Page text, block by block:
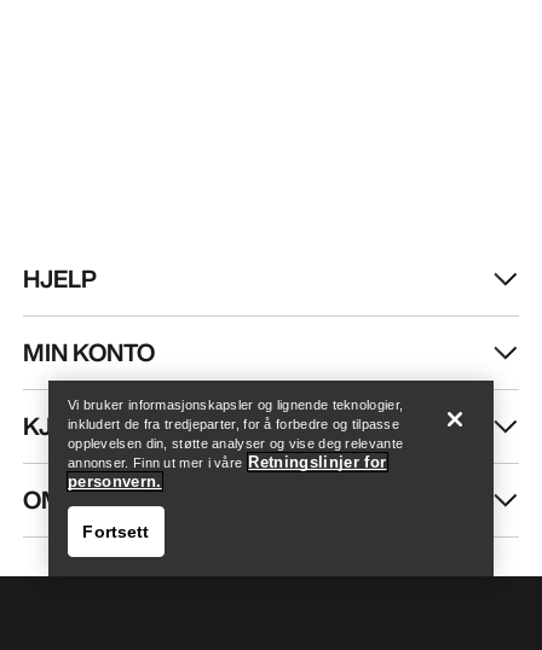
HJELP
MIN KONTO
KJØP MER
OM OSS
Vi bruker informasjonskapsler og lignende teknologier,
inkludert de fra tredjeparter, for å forbedre og tilpasse
opplevelsen din, støtte analyser og vise deg relevante
annonser. Finn ut mer i våre Retningslinjer for
personvern.
Fortsett